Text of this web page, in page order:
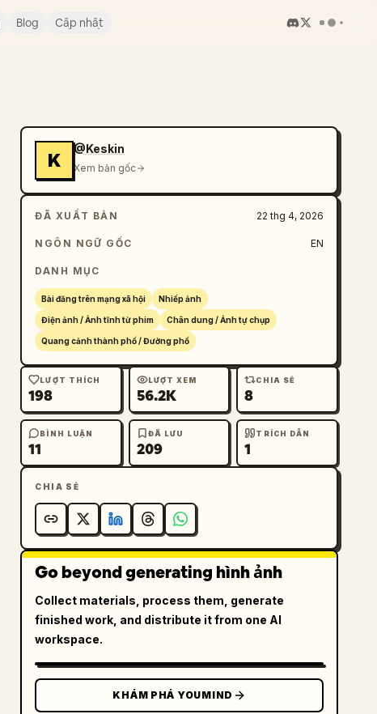
Blog Cập nhật
K
@Keskin
Xem bản gốc
ĐÃ XUẤT BẢN 22 thg 4, 2026
NGÔN NGỮ GỐC EN
DANH MỤC
Bài đăng trên mạng xã hội Nhiếp ảnh
Điện ảnh / Ảnh tĩnh từ phim Chân dung / Ảnh tự chụp
Quang cảnh thành phố / Đường phố
LƯỢT THÍCH
198
LƯỢT XEM
56.2K
CHIA SẺ
8
BÌNH LUẬN
11
ĐÃ LƯU
209
TRÍCH DẪN
1
CHIA SẺ
Go beyond generating hình ảnh
Collect materials, process them, generate
finished work, and distribute it from one AI
workspace.
KHÁM PHÁ YOUMIND